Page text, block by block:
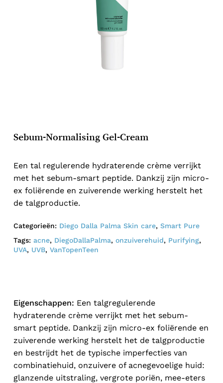
Sebum-Normalising Gel-Cream
Een tal regulerende hydraterende crème verrijkt
met het sebum-smart peptide. Dankzij zijn micro-
ex foliërende en zuiverende werking herstelt het
de talgproductie.
Categorieën: Diego Dalla Palma Skin care, Smart Pure
Tags: acne, DiegoDallaPalma, onzuiverehuid, Purifying,
UVA, UVB, VanTopenTeen
Eigenschappen: Een talgregulerende
hydraterende crème verrijkt met het sebum-
smart peptide. Dankzij zijn micro-ex foliërende en
zuiverende werking herstelt het de talgproductie
en bestrijdt het de typische imperfecties van
combinatiehuid, onzuivere of acnegevoelige huid:
glanzende uitstraling, vergrote poriën, mee-eters